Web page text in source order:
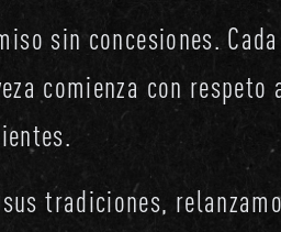
sin concesiones.
comienza con
tradiciones,